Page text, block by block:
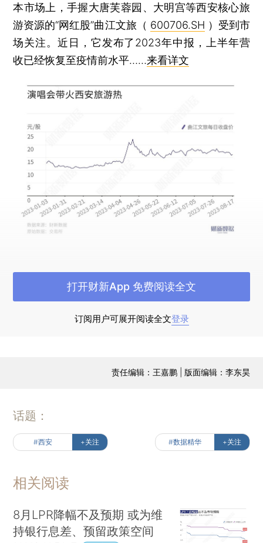
本市场上，手握大唐芙蓉园、大明宫等西安核心旅
游资源的“网红股”曲江文旅（ 600706.SH ）受到市
场关注。近日，它发布了2023年中报，上半年营
收已经恢复至疫情前水平……来看详文
7月风电招标明显下滑具体来看，7月风电招标
数据环比下降19.1%，同比大幅下降42.8%。在装机
同比增长四成，而截止上半年可再生能源装机总量
订阅用户可展开阅读全文登录
打开财新App 免费阅读全文
责任编辑：王嘉鹏 | 版面编辑：李东昊
话题：
#西安 +关注 #数据精华 +关注
相关阅读
8月LPR降幅不及预期 或为维
持银行息差、预留政策空间